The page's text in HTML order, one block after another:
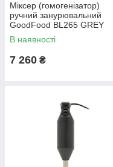
Міксер (гомогенізатор)
ручний занурювальний
GoodFood BL265 GREY
В наявності
7 260 ₴